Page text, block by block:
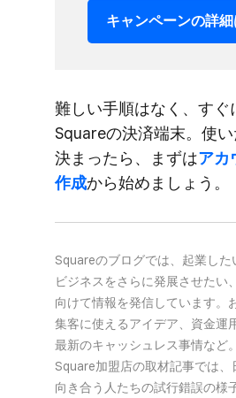
キャンペーンの​詳
難しい​手順は​なく、​すぐ
Squareの​決済端末。​使
決まったら、​まずはアカ
作成から​始めましょう。
Squareの​ブログでは、​起業した
ビジネスを​さらに​発展させたい
向けて​情報を​発信しています。​
集客に​使える​アイデア、​資金運
最新の​キャッシュレス事情など
Square加盟店の​取材記事では、​
向き合う​人たちの​試行錯誤の​様